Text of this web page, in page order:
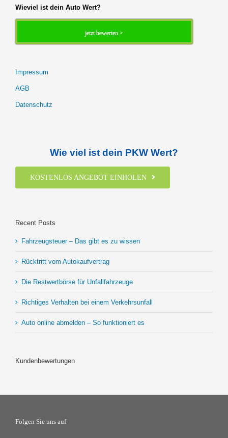
Wieviel ist dein Auto Wert?
jetzt bewerten >
Impressum
AGB
Datenschutz
Wie viel ist dein PKW Wert?
KOSTENLOS ANGEBOT EINHOLEN
Recent Posts
Fahrzeugsteuer – Das gibt es zu wissen
Rücktritt vom Autokaufvertrag
Die Restwertbörse für Unfallfahrzeuge
Richtiges Verhalten bei einem Verkehrsunfall
Auto online abmelden – So funktioniert es
Kundenbewertungen
Folgen Sie uns auf